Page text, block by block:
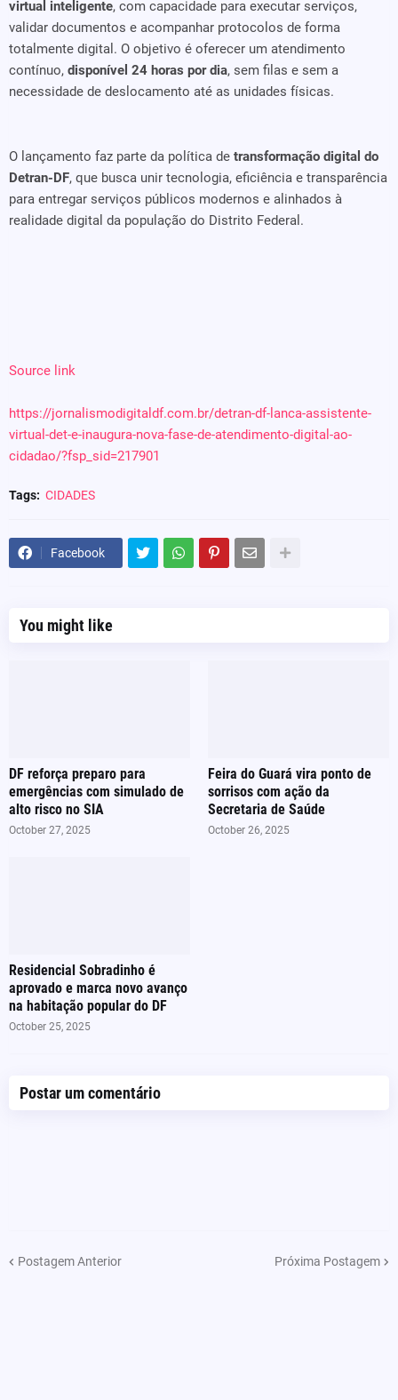
virtual inteligente, com capacidade para executar serviços,
validar documentos e acompanhar protocolos de forma
totalmente digital. O objetivo é oferecer um atendimento
contínuo, disponível 24 horas por dia, sem filas e sem a
necessidade de deslocamento até as unidades físicas.
O lançamento faz parte da política de transformação digital do
Detran-DF, que busca unir tecnologia, eficiência e transparência
para entregar serviços públicos modernos e alinhados à
realidade digital da população do Distrito Federal.
Source link
https://jornalismodigitaldf.com.br/detran-df-lanca-assistente-
virtual-det-e-inaugura-nova-fase-de-atendimento-digital-ao-
cidadao/?fsp_sid=217901
Tags: CIDADES
Facebook
You might like
DF reforça preparo para
emergências com simulado de
alto risco no SIA
October 27, 2025
Feira do Guará vira ponto de
sorrisos com ação da
Secretaria de Saúde
October 26, 2025
Residencial Sobradinho é
aprovado e marca novo avanço
na habitação popular do DF
October 25, 2025
Postar um comentário
Postagem Anterior Próxima Postagem